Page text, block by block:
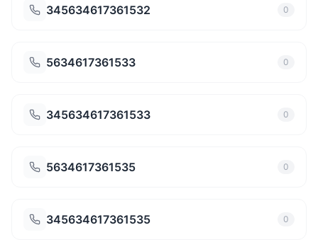
345634617361532 0
5634617361533 0
345634617361533 0
5634617361535 0
345634617361535 0